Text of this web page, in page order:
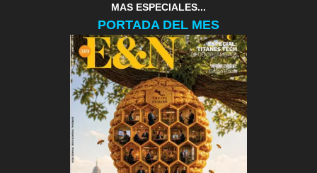
MAS ESPECIALES...
PORTADA DEL MES